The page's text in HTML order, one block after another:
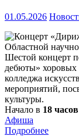
01.05.2026
Шестой концерт
дебюты» хоровых
колледжа
мероприятий,
культуры.
Начало в 18 часов
Афиша
Подробнее